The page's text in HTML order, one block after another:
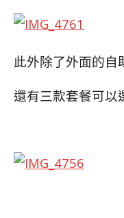
此外除了外面的自
還有三款套餐可以